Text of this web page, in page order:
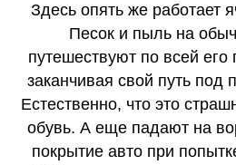
Здесь опять же работает
Песок и пыль на
путешествуют по всей его
заканчивая свой путь под
Естественно, что это
обувь. А еще падают на
покрытие авто при